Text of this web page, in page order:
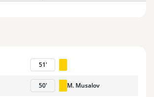
51'
50' M. Musalov